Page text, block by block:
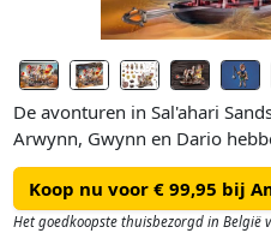
De avonturen in Sal'ahari
Arwynn, Gwynn en Dario
met de dappere
verschrikkelijke skelettenleger
behulp van de
Koop nu voor € 99,95 bij
Het goedkoopste thuisbezorgd in België